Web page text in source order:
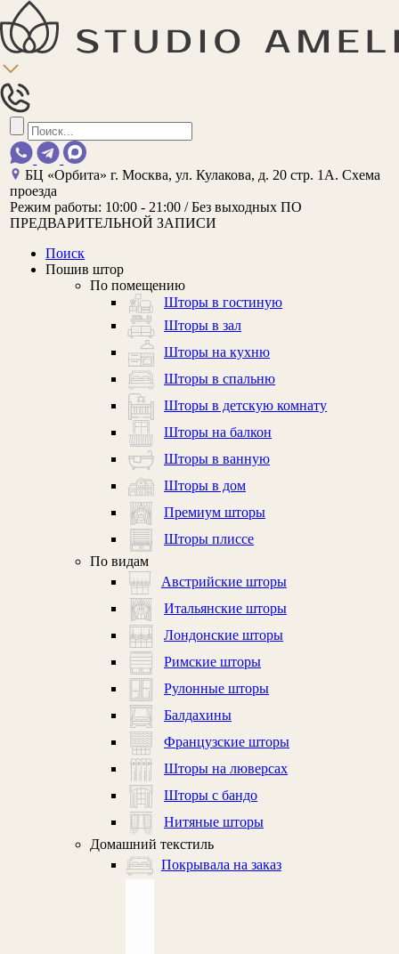
БЦ «Орбита»г. Москва, ул. Кулакова, д. 20 стр. 1А. Схема
проезда
Режим работы: 10:00 - 21:00 / Без выходных ПО
ПРЕДВАРИТЕЛЬНОЙ ЗАПИСИ
Поиск
Пошив штор
По помещению
Шторы в гостиную
Шторы в зал
Шторы на кухню
Шторы в спальню
Шторы в детскую комнату
Шторы на балкон
Шторы в ванную
Шторы в дом
Премиум шторы
Шторы плиссе
По видам
Австрийские шторы
Итальянские шторы
Лондонские шторы
Римские шторы
Рулонные шторы
Балдахины
Французские шторы
Шторы на люверсах
Шторы с бандо
Нитяные шторы
Домашний текстиль
Покрывала на заказ